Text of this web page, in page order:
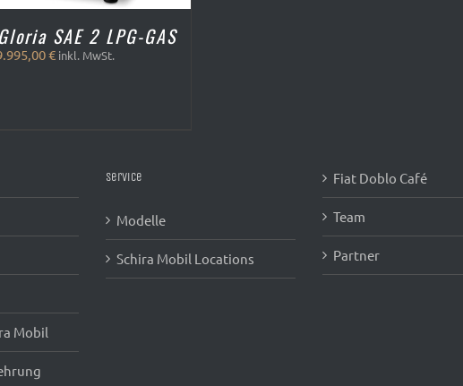
SAE 2 LPG-GAS
€ inkl. MwSt.
Mobil
Service
Modelle
Schira Mobil Locations
Fiat Doblo Café
Team
Partner